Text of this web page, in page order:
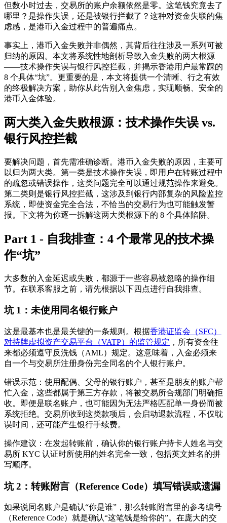
但数小时过去，交易所的账户余额依然是零。这笔钱究竟去了
哪里？是操作失误，还是被银行拦截了？这种对资金失联的焦
虑感，是港币入金过程中的普遍痛点。
事实上，港币入金失败并非偶然，其背后往往涉及一系列可被
归纳的原因。本文将系统性地剖析导致入金失败的两大根源
——技术操作失误与银行风控拦截 ，并揭示香港用户最常踩的
8 个具体“坑”。更重要的是，本文将提供一个清晰、行之有效
的终极解决方案，助你从此告别入金焦虑，实现顺畅、安全的
港币入金体验。
两大类入金失败根源：技术操作失误 vs.
银行风控拦截
要解决问题，首先需准确诊断。港币入金失败的原因，主要可
以归为两大类。第一类是技术操作失误 ，即用户在转账过程中
的疏忽或错误操作，这类问题完全可以通过规范操作来避免。
第二类则是银行风控拦截 ，这涉及到银行内部复杂的风险监控
系统，即使资金完全合法，不恰当的交易行为也可能触发警
报。下文将为你逐一拆解这两大类根源下的 8 个具体陷阱。
Part 1 - 自我排查：4 个最常见的技术操
作“坑”
大多数的入金延迟或失败，都源于一些容易被忽略的操作细
节。在联系客服之前，请先根据以下四点进行自我排查。
坑 1：未使用同名银行账户
这是最基本也是最关键的一条规则。根据香港证监会（SFC）
对持牌虚拟资产交易平台（VATP）的监管规定 ，所有资金往
来都必须遵守反洗钱（AML）规定。这意味着，入金必须来
自一个与交易所注册身份完全同名的个人银行账户。
错误示范 ：使用配偶、父母的银行账户，甚至是朋友的账户帮
忙入金，这些都属于第三方存款，将被交易所合规部门明确拒
收。即便是联名账户，也可能因为无法严格匹配单一身份而被
系统拒绝。交易所收到这类款项后，会启动退款流程，不仅耽
误时间，还可能产生银行手续费。
操作建议 ：在发起转账前，确认你的银行账户持卡人姓名与交
易所 KYC 认证时所使用的姓名完全一致，包括英文姓名的拼
写顺序。
坑 2：转账附言（Reference Code）填写错误或遗漏
如果说同名账户是确认“你是谁”，那么转账附言里的参考编号
（Reference Code）就是确认“这笔钱是给你的”。在庞大的交